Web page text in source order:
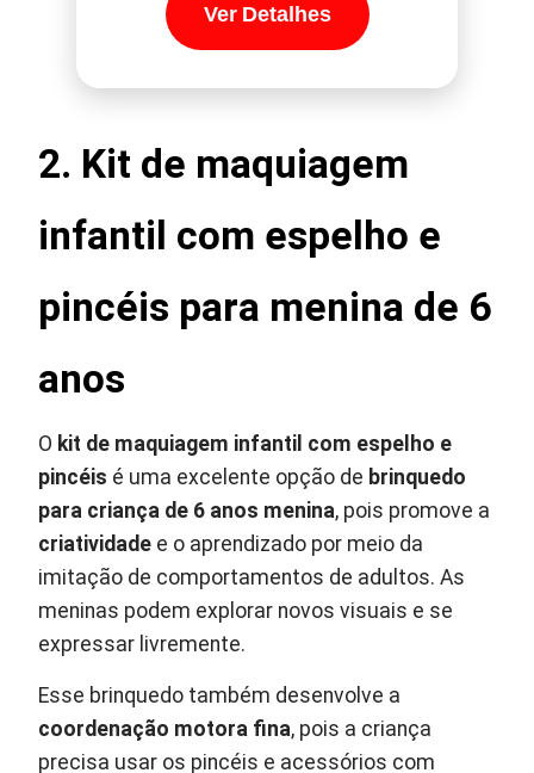
Ver Detalhes
2. Kit de maquiagem
infantil com espelho e
pincéis para menina de 6
anos
O kit de maquiagem infantil com espelho e
pincéis é uma excelente opção de brinquedo
para criança de 6 anos menina, pois promove a
criatividade e o aprendizado por meio da
imitação de comportamentos de adultos. As
meninas podem explorar novos visuais e se
expressar livremente.
Esse brinquedo também desenvolve a
coordenação motora fina, pois a criança
precisa usar os pincéis e acessórios com